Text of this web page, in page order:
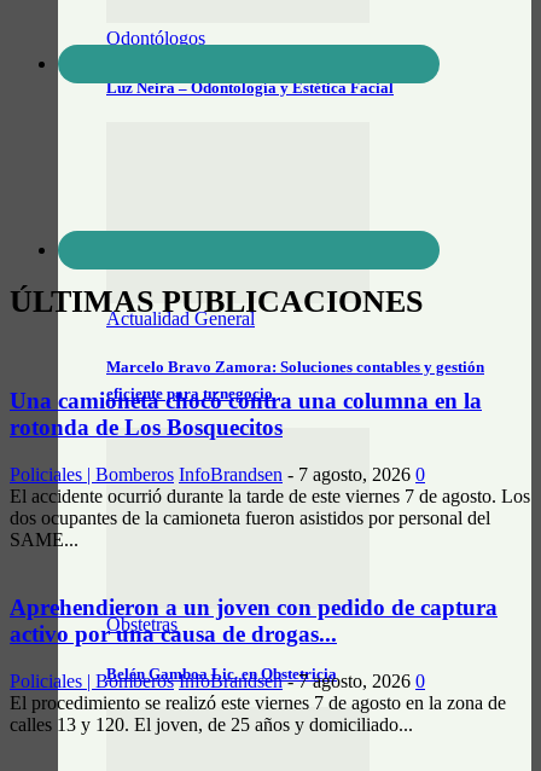
Odontólogos
Luz Neira – Odontología y Estética Facial
Actualidad General
Marcelo Bravo Zamora: Soluciones contables y gestión
eficiente para tu negocio
Obstetras
Belén Gamboa Lic. en Obstetricia
ÚLTIMAS PUBLICACIONES
Una camioneta chocó contra una columna en la
rotonda de Los Bosquecitos
Policiales | Bomberos InfoBrandsen - 7 agosto, 2026 0
El accidente ocurrió durante la tarde de este viernes 7 de agosto. Los
dos ocupantes de la camioneta fueron asistidos por personal del
SAME...
Aprehendieron a un joven con pedido de captura
activo por una causa de drogas...
Policiales | Bomberos InfoBrandsen - 7 agosto, 2026 0
El procedimiento se realizó este viernes 7 de agosto en la zona de
calles 13 y 120. El joven, de 25 años y domiciliado...